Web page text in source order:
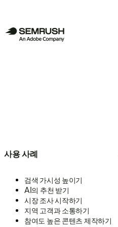
사용 사례
검색 가시성 높이기
AI의 추천 받기
시장 조사 시작하기
지역 고객과 소통하기
참여도 높은 콘텐츠 제작하기